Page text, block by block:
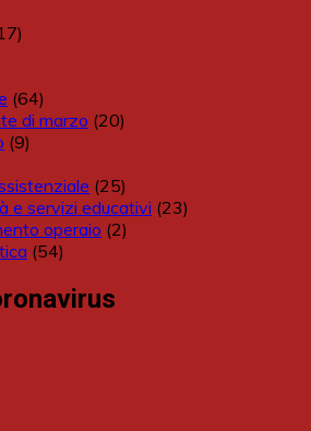
(64)
di marzo (20)
(9)
(25)
e servizi educativi (23)
operaio (2)
(54)